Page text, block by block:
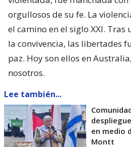
orgullosos de su fe. La
el camino en el siglo XXI. Tras
la convivencia, las libertades
paz. Hoy son ellos en
nosotros.
Lee también...
en medio
Montt